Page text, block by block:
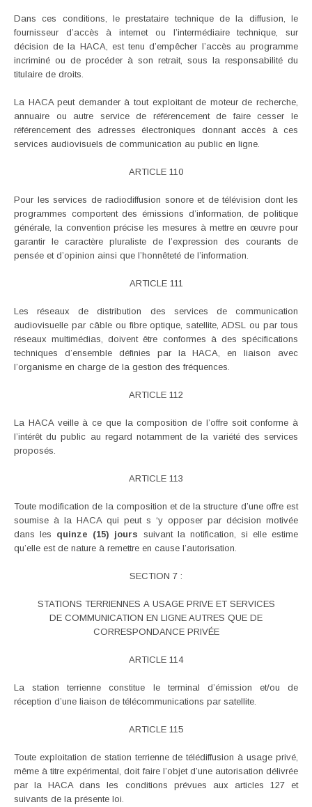
Dans ces conditions, le prestataire technique de la diffusion, le
fournisseur d’accès à internet ou l’intermédiaire technique, sur
décision de la HACA, est tenu d’empêcher l’accès au programme
incriminé ou de procéder à son retrait, sous la responsabilité du
titulaire de droits.
La HACA peut demander à tout exploitant de moteur de recherche,
annuaire ou autre service de référencement de faire cesser le
référencement des adresses électroniques donnant accès à ces
services audiovisuels de communication au public en ligne.
ARTICLE 110
Pour les services de radiodiffusion sonore et de télévision dont les
programmes comportent des émissions d’information, de politique
générale, la convention précise les mesures à mettre en œuvre pour
garantir le caractère pluraliste de l’expression des courants de
pensée et d’opinion ainsi que l’honnêteté de l’information.
ARTICLE 111
Les réseaux de distribution des services de communication
audiovisuelle par câble ou fibre optique, satellite, ADSL ou par tous
réseaux multimédias, doivent être conformes à des spécifications
techniques d’ensemble définies par la HACA, en liaison avec
l’organisme en charge de la gestion des fréquences.
ARTICLE 112
La HACA veille à ce que la composition de l’offre soit conforme à
l’intérêt du public au regard notamment de la variété des services
proposés.
ARTICLE 113
Toute modification de la composition et de la structure d’une offre est
soumise à la HACA qui peut s ‘y opposer par décision motivée
dans les quinze (15) jours suivant la notification, si elle estime
qu’elle est de nature à remettre en cause l’autorisation.
SECTION 7 :
STATIONS TERRIENNES A USAGE PRIVE ET SERVICES
DE COMMUNICATION EN LIGNE AUTRES QUE DE
CORRESPONDANCE PRIVÉE
ARTICLE 114
La station terrienne constitue le terminal d’émission et/ou de
réception d’une liaison de télécommunications par satellite.
ARTICLE 115
Toute exploitation de station terrienne de télédiffusion à usage privé,
même à titre expérimental, doit faire l’objet d’une autorisation délivrée
par la HACA dans les conditions prévues aux articles 127 et
suivants de la présente loi.